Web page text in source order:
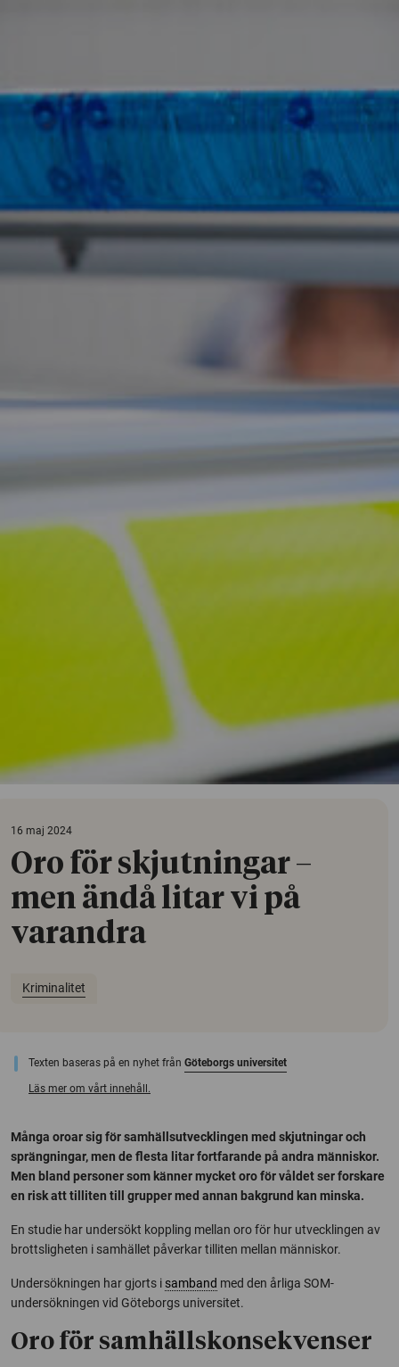
16 maj 2024
Oro för skjutningar –
men ändå litar vi på
varandra
Kriminalitet
Texten baseras på en nyhet från Göteborgs universitet
Läs mer om vårt innehåll.
Många oroar sig för samhällsutvecklingen med skjutningar och
sprängningar, men de flesta litar fortfarande på andra människor.
Men bland personer som känner mycket oro för våldet ser forskare
en risk att tilliten till grupper med annan bakgrund kan minska.
En studie har undersökt koppling mellan oro för hur utvecklingen av
brottsligheten i samhället påverkar tilliten mellan människor.
Undersökningen har gjorts i samband med den årliga SOM-
undersökningen vid Göteborgs universitet.
Oro för samhällskonsekvenser